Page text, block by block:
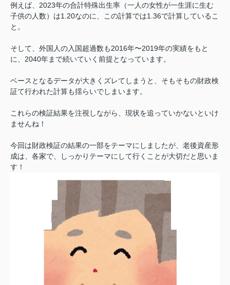
例えば、2023年の合計特殊出生率（一人の女性が一生涯に生む
子供の人数）は1.20なのに、この計算では1.36で計算しているこ
と。
そして、外国人の入国超過数も2016年〜2019年の実績をもと
に、2040年まで続いていく前提となっています。
ベースとなるデータが大きくズレてしまうと、そもそもの財政検
証て行われた計算も揺らいでしまいます。
これらの検証結果を注視しながら、現状を追っていかないといけ
ませんね！
今回は財政検証の結果の一部をテーマにしましたが、老後資産形
成は、各家で、しっかりテーマにして行くことが大切だと思いま
す！